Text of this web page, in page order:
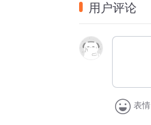
用户评论
表情